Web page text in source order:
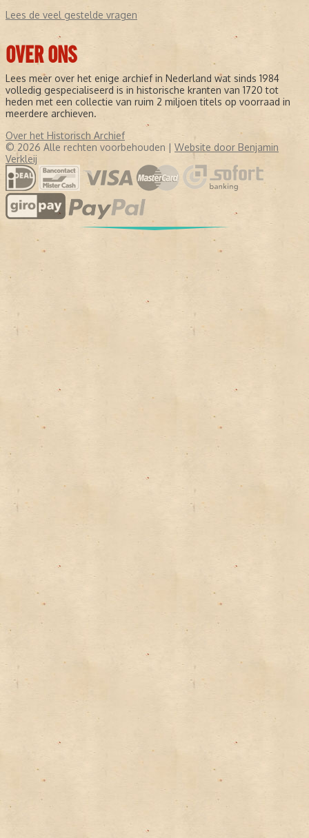
Lees de veel gestelde vragen
OVER ONS
Lees meer over het enige archief in Nederland wat sinds 1984
volledig gespecialiseerd is in historische kranten van 1720 tot
heden met een collectie van ruim 2 miljoen titels op voorraad in
meerdere archieven.
Over het Historisch Archief
© 2026 Alle rechten voorbehouden | Website door Benjamin
Verkleij